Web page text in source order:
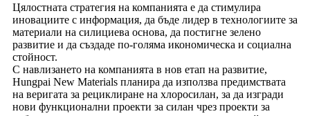
Цялостната стратегия на компанията е да стимулира
иновациите с информация, да бъде лидер в технологиите за
материали на силициева основа, да постигне зелено
развитие и да създаде по-голяма икономическа и социална
стойност.
С навлизането на компанията в нов етап на развитие,
Hungpai New Materials планира да използва предимствата
на веригата за рециклиране на хлоросилан, за да изгради
нови функционални проекти за силан чрез проекти за